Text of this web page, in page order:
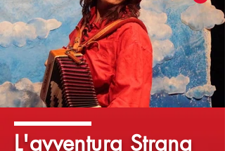
L'avventura Strana